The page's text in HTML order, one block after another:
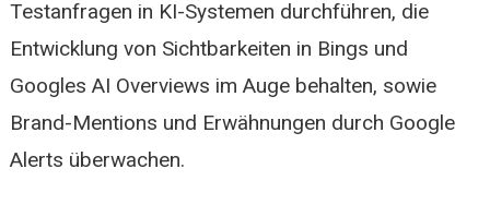
Testanfragen in KI-Systemen durchführen, die
Entwicklung von Sichtbarkeiten in Bings und
Googles AI Overviews im Auge behalten, sowie
Brand-Mentions und Erwähnungen durch Google
Alerts überwachen.